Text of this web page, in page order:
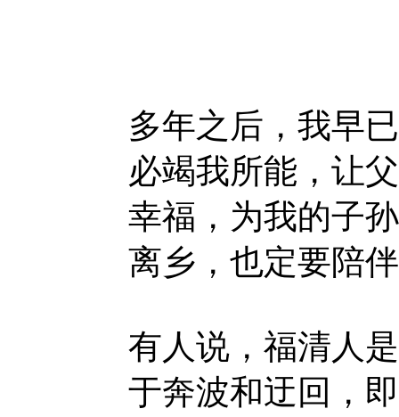
多年之后，我早
必竭我所能，让
幸福，为我的子
离乡，也定要陪
有人说，福清人
于奔波和迂回，